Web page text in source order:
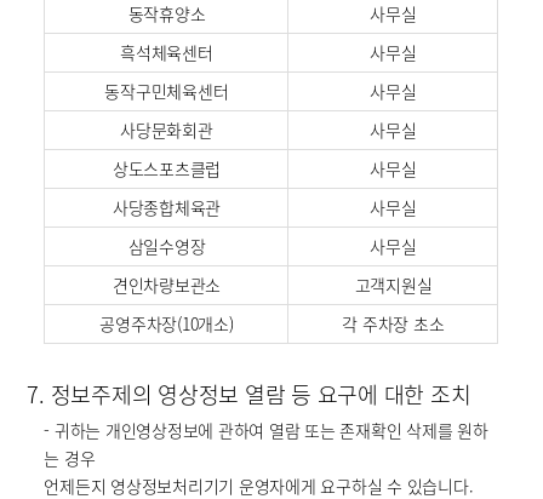
동작휴양소
사무실
흑석체육센터
사무실
동작구민체육센터
사무실
사당문화회관
사무실
상도스포츠클럽
사무실
사당종합체육관
사무실
삼일수영장
사무실
견인차량보관소
고객지원실
공영주차장(10개소)
각 주차장 초소
7. 정보주제의 영상정보 열람 등 요구에 대한 조치
- 귀하는 개인영상정보에 관하여 열람 또는 존재확인 삭제를 원하
는 경우
언제든지 영상정보처리기기 운영자에게 요구하실 수 있습니다.